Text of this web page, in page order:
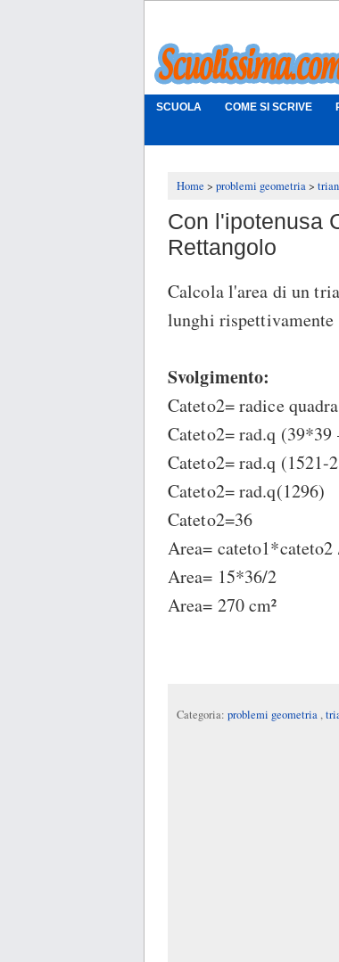
SCUOLA COME SI SCRIVE
Home problemi geometria
Con l'ipotenusa
Rettangolo
Calcola l'area di un
lunghi rispettivamente
Svolgimento:
Cateto2= radice
Cateto2= rad.q (39*39
Cateto2= rad.q (1521-
Cateto2= rad.q(1296)
Cateto2=36
Area= cateto1*cateto2
Area= 15*36/2
Area= 270 cm²
Categoria: problemi geometria,